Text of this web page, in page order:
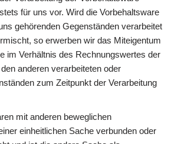
für uns vor. Wird die Vorbehaltsware
gehörenden Gegenständen verarbeitet
so erwerben wir das Miteigentum
im Verhältnis des Rechnungswertes der
anderen verarbeiteten oder
zum Zeitpunkt der Verarbeitung
mit anderen beweglichen
einheitlichen Sache verbunden oder